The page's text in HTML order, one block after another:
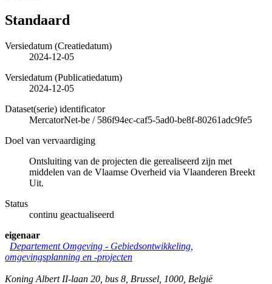
Standaard
Versiedatum (Creatiedatum)
2024-12-05
Versiedatum (Publicatiedatum)
2024-12-05
Dataset(serie) identificator
MercatorNet-be / 586f94ec-caf5-5ad0-be8f-80261adc9fe5
Doel van vervaardiging
Ontsluiting van de projecten die gerealiseerd zijn met
middelen van de Vlaamse Overheid via Vlaanderen Breekt
Uit.
Status
continu geactualiseerd
eigenaar
Departement Omgeving - Gebiedsontwikkeling,
omgevingsplanning en -projecten
Koning Albert II-laan 20, bus 8 Brussel 1000 België